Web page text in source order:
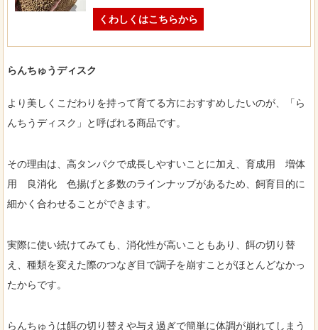
くわしくはこちらから
らんちゅうディスク
より美しくこだわりを持って育てる方におすすめしたいのが、「ら
んちうディスク」と呼ばれる商品です。
その理由は、高タンパクで成長しやすいことに加え、育成用 増体
用 良消化 色揚げと多数のラインナップがあるため、飼育目的に
細かく合わせることができます。
実際に使い続けてみても、消化性が高いこともあり、餌の切り替
え、種類を変えた際のつなぎ目で調子を崩すことがほとんどなかっ
たからです。
らんちゅうは餌の切り替えや与え過ぎで簡単に体調が崩れてしまう